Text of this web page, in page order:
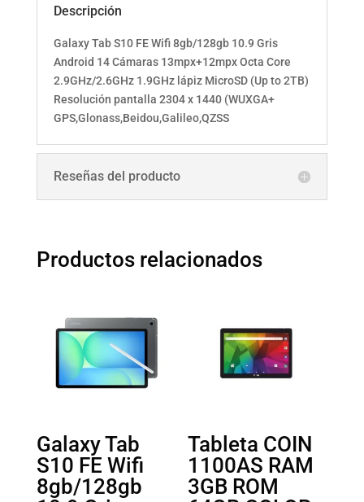
Descripción
Galaxy Tab S10 FE Wifi 8gb/128gb 10.9 Gris
Android 14 Cámaras 13mpx+12mpx Octa Core
2.9GHz/2.6GHz 1.9GHz lápiz MicroSD (Up to 2TB)
Resolución pantalla 2304 x 1440 (WUXGA+
GPS,Glonass,Beidou,Galileo,QZSS
Reseñas del producto
Productos relacionados
Galaxy Tab
S10 FE Wifi
8gb/128gb
Tableta COIN
1100AS RAM
3GB ROM